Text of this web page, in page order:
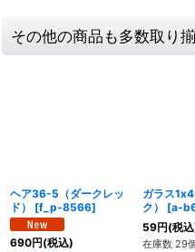
その他の商品も多数取り
ヘア36-5（ダークレッ
ド）
[f_p-8566]
690円(税込)
ガラス
ク）
[a-
59円(税
在庫数 29